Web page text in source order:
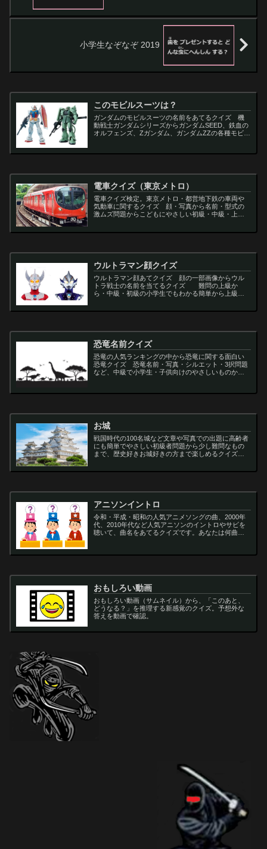
小学生なぞなぞ 2019
このモビルスーツは？
ガンダムのモビルスーツの名前をあてるクイズ 機
動戦士ガンダムシリーズからガンダムSEED、鉄血の
オルフェンズ、Zガンダム、ガンダムZZの各種モビル
電車クイズ（東京メトロ）
電車クイズ検定。東京メトロ・都営地下鉄の車両や
気動車に関するクイズ 顔・写真から名前・型式の
激ムズ問題からこどもにやさしい初級・中級・上級
ウルトラマン顔クイズ
ウルトラマン顔あてクイズ 顔の一部画像からウル
トラ戦士の名前を当てるクイズ 難問の上級か
ら・中級・初級の小学生でもわかる簡単から上級者
恐竜名前クイズ
恐竜の人気ランキングの中から恐竜に関する面白い
恐竜クイズ 恐竜名前・写真・シルエット・3択問題
など、中級で小学生・子供向けのやさしいものから
サ...
お城
戦国時代の100名城など文章や写真での出題に高齢者
にも簡単でやさしい初級者問題から少し難問なもの
まで、歴史好きお城好きの方まで楽しめるクイズで
アニソンイントロ
令和・平成・昭和の人気アニメソングの曲、2000年
代、2010年代など人気アニソンのイントロやサビを
聴いて、曲名をあてるクイズです。あなたは何曲わ
おもしろい動画
おもしろい動画（サムネイル）から、「このあと、
どうなる？」を推理する新感覚のクイズ。予想外な
答えを動画で確認。